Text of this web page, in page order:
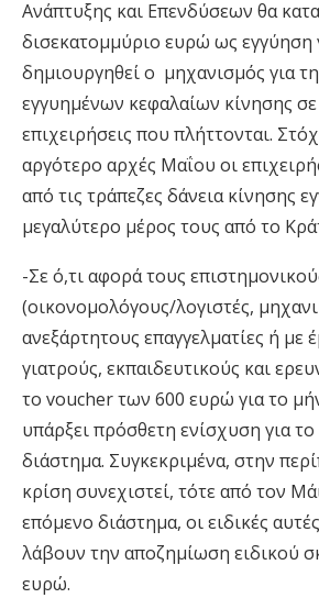
Ανάπτυξης και Επενδύσεων θα
δισεκατομμύριο ευρώ ως εγγύηση
δημιουργηθεί ο μηχανισμός για
εγγυημένων κεφαλαίων κίνησης σε
επιχειρήσεις που πλήττονται.
αργότερο αρχές Μαΐου οι
από τις τράπεζες δάνεια κίνησης
μεγαλύτερο μέρος τους από το
-Σε ό,τι αφορά τους
(οικονομολόγους/λογιστές,
ανεξάρτητους επαγγελματίες ή με
γιατρούς, εκπαιδευτικούς και
το voucher των 600 ευρώ για το
υπάρξει πρόσθετη ενίσχυση για
διάστημα. Συγκεκριμένα, στην
κρίση συνεχιστεί, τότε από τον
επόμενο διάστημα, οι ειδικές
λάβουν την αποζημίωση ειδικού
ευρώ.